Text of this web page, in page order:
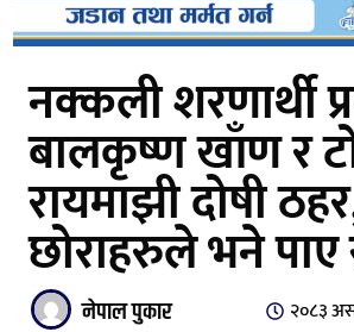
नक्कली शरणार्थी
बालकृष्ण खाँण र
रायमाझी दोषी
छोराहरुले भने
नेपाल पुकार २०८३